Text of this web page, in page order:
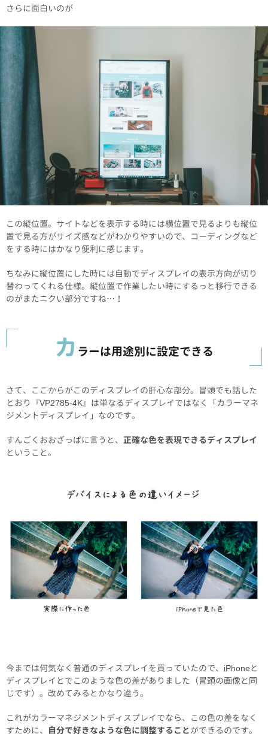
さらに面白いのが
この縦位置。サイトなどを表示する時には横位置で見るよりも縦位
置で見る方がサイズ感などがわかりやすいので、コーディングなど
をする時にはかなり便利に感じます。
ちなみに縦位置にした時には自動でディスプレイの表示方向が切り
替わってくれる仕様。縦位置で作業したい時にするっと移行できる
のがまたニクい部分ですね…！
カ ラーは用途別に設定できる
さて、ここからがこのディスプレイの肝心な部分。冒頭でも話した
とおり『VP2785-4K』は単なるディスプレイではなく「カラーマネ
ジメントディスプレイ」なのです。
すんごくおおざっぱに言うと、 正確な色を表現できるディスプレイ
ということ。
今までは何気なく普通のディスプレイを買っていたので、iPhoneと
ディスプレイとでこのような色の差がありました（冒頭の画像と同
じです）。改めてみるとかなり違う。
これがカラーマネジメントディスプレイでなら、この色の差をなく
すために、
自分で好きなような色に調整することができるのです。